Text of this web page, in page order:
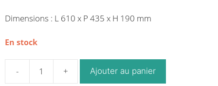
Dimensions : L 610 x P 435 x H 190 mm
En stock
quantité
Ajouter au panier